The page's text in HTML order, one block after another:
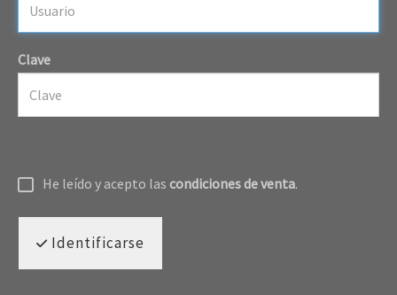
Clave
He leído y acepto las condiciones de venta.
Identificarse